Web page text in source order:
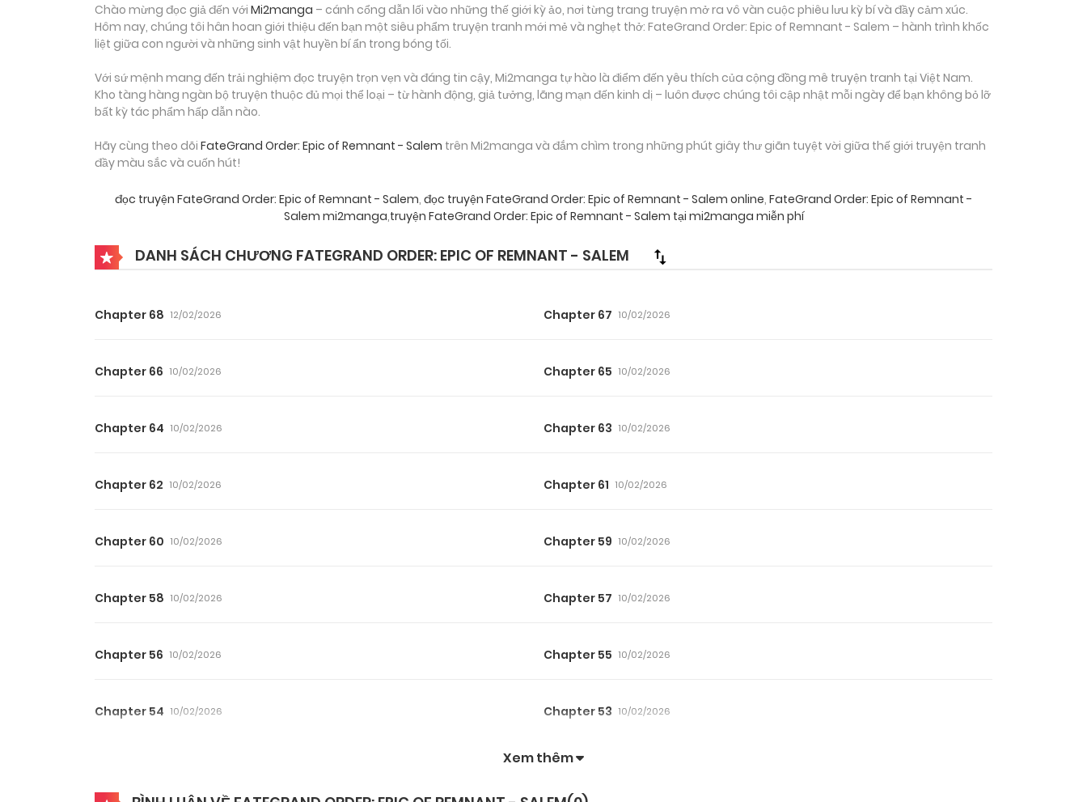
Chào mừng đọc giả đến với Mi2manga – cánh cổng dẫn lối vào những thế giới kỳ ảo, nơi từng trang truyện mở ra vô vàn cuộc phiêu lưu kỳ bí và đầy cảm xúc.
Hôm nay, chúng tôi hân hoan giới thiệu đến bạn một siêu phẩm truyện tranh mới mẻ và nghẹt thở: FateGrand Order: Epic of Remnant - Salem – hành trình khốc
liệt giữa con người và những sinh vật huyền bí ẩn trong bóng tối.
Với sứ mệnh mang đến trải nghiệm đọc truyện trọn vẹn và đáng tin cậy, Mi2manga tự hào là điểm đến yêu thích của cộng đồng mê truyện tranh tại Việt Nam.
Kho tàng hàng ngàn bộ truyện thuộc đủ mọi thể loại – từ hành động, giả tưởng, lãng mạn đến kinh dị – luôn được chúng tôi cập nhật mỗi ngày để bạn không bỏ lỡ
bất kỳ tác phẩm hấp dẫn nào.
Hãy cùng theo dõi FateGrand Order: Epic of Remnant - Salem trên Mi2manga và đắm chìm trong những phút giây thư giãn tuyệt vời giữa thế giới truyện tranh
đầy màu sắc và cuốn hút!
đọc truyện FateGrand Order: Epic of Remnant - Salem, đọc truyện FateGrand Order: Epic of Remnant - Salem online, FateGrand Order: Epic of Remnant -
Salem mi2manga,truyện FateGrand Order: Epic of Remnant - Salem tại mi2manga miễn phí
DANH SÁCH CHƯƠNG FATEGRAND ORDER: EPIC OF REMNANT - SALEM
Chapter 68 12/02/2026 Chapter 67 10/02/2026
Chapter 66 10/02/2026 Chapter 65 10/02/2026
Chapter 64 10/02/2026 Chapter 63 10/02/2026
Chapter 62 10/02/2026 Chapter 61 10/02/2026
Chapter 60 10/02/2026 Chapter 59 10/02/2026
Chapter 58 10/02/2026 Chapter 57 10/02/2026
Chapter 56 10/02/2026 Chapter 55 10/02/2026
Chapter 54 10/02/2026 Chapter 53 10/02/2026
Chapter 51
Xem thêm